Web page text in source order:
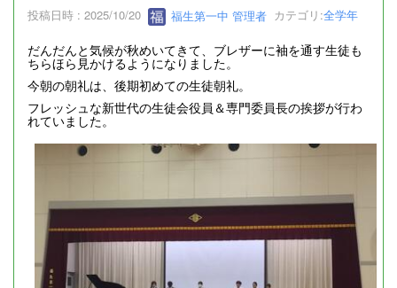
投稿日時 : 2025/10/20 福生第一中 管理者 カテゴリ:全学年
だんだんと気候が秋めいてきて、ブレザーに袖を通す生徒も
ちらほら見かけるようになりました。
今朝の朝礼は、後期初めての生徒朝礼。
フレッシュな新世代の生徒会役員＆専門委員長の挨拶が行わ
れていました。